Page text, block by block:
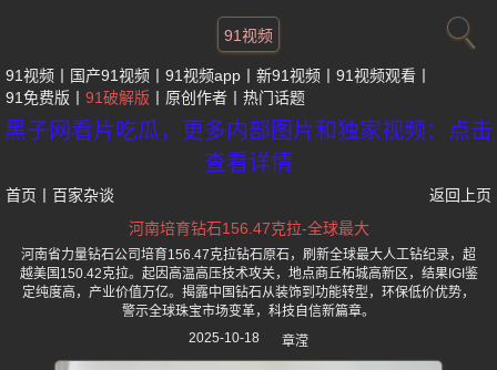
91视频
91视频 国产91视频 91视频app 新91视频
91视频观看
91免费版
91破解版 原创作者 热门话题
黑子网看片吃瓜，更多内部图片和独家视频：点击
查看详情
首页 百家杂谈
返回上页
河南培育钻石156.47克拉-全球最大
河南省力量钻石公司培育156.47克拉钻石原石，刷新全球最大人工钻纪录，超
越美国150.42克拉。起因高温高压技术攻关，地点商丘柘城高新区，结果IGI鉴
定纯度高，产业价值万亿。揭露中国钻石从装饰到功能转型，环保低价优势，
警示全球珠宝市场变革，科技自信新篇章。
2025-10-18
章滢